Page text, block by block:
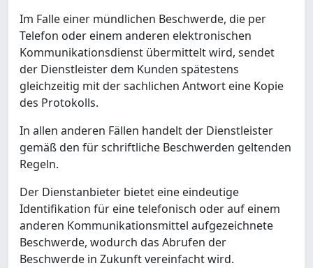
Im Falle einer mündlichen Beschwerde, die per
Telefon oder einem anderen elektronischen
Kommunikationsdienst übermittelt wird, sendet
der Dienstleister dem Kunden spätestens
gleichzeitig mit der sachlichen Antwort eine Kopie
des Protokolls.
In allen anderen Fällen handelt der Dienstleister
gemäß den für schriftliche Beschwerden geltenden
Regeln.
Der Dienstanbieter bietet eine eindeutige
Identifikation für eine telefonisch oder auf einem
anderen Kommunikationsmittel aufgezeichnete
Beschwerde, wodurch das Abrufen der
Beschwerde in Zukunft vereinfacht wird.